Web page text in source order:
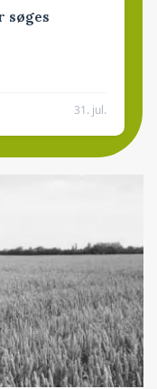
søges
31. jul.